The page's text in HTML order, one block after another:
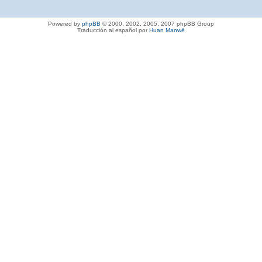
Powered by phpBB © 2000, 2002, 2005, 2007 phpBB Group
Traducción al español porHuan Manwë